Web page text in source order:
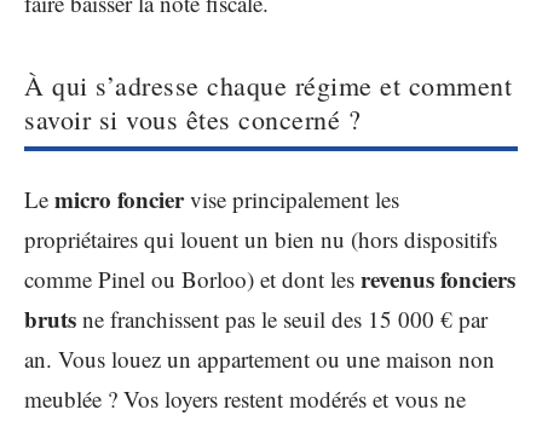
À qui s’adresse chaque régime et comment
savoir si vous êtes concerné ?
Le micro fonciervise principalement les
propriétaires qui louent un bien nu (hors dispositifs
comme Pinel ou Borloo) et dont les revenus fonciers
bruts ne franchissent pas le seuil des 15 000 € par
an. Vous louez un appartement ou une maison non
meublée ? Vos loyers restent modérés et vous ne